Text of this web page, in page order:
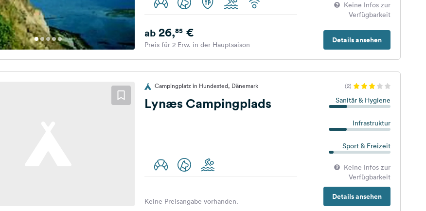
Keine Infos zur
Verfügbarkeit
Details ansehen
ab26,85€
Preis für 2 Erw. in der Hauptsaison
Campingplatz in Hundested, Dänemark (2)
Lynæs Campingplads Sanitär & Hygiene
Infrastruktur
Sport & Freizeit
Keine Infos zur
Verfügbarkeit
Details ansehen
Keine Preisangabe vorhanden.